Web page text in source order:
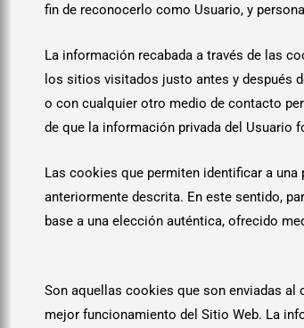
fin de reconocerlo como Usuario, y
La información recabada a través de las
los sitios visitados justo antes y después
o con cualquier otro medio de contacto
de que la información privada del Usuario
Las cookies que permiten identificar a
anteriormente descrita. En este sentido,
base a una elección auténtica, ofrecido
Son aquellas cookies que son enviadas al
mejor funcionamiento del Sitio Web. La